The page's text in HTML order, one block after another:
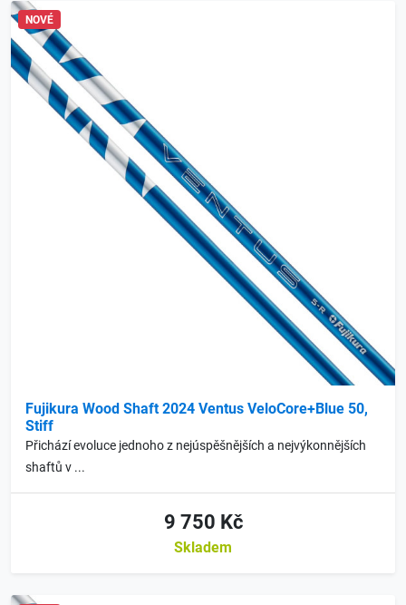
NOVÉ
Fujikura Wood Shaft 2024 Ventus VeloCore+Blue 50,
Stiff
Přichází evoluce jednoho z nejúspěšnějších a nejvýkonnějších
shaftů v ...
9 750 Kč
Skladem